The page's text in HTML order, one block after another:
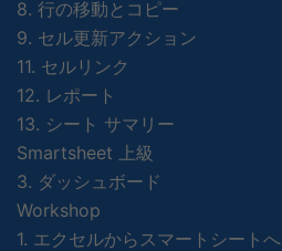
8. 行の移動とコピー
9. セル更新アクション
11. セルリンク
12. レポート
13. シート サマリー
Smartsheet 上級
3. ダッシュボード
Workshop
1. エクセルからスマートシートへ